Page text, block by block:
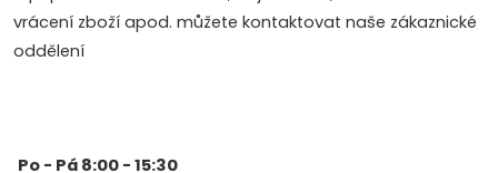
vrácení zboží apod. můžete kontaktovat naše zákaznické
oddělení
Po - Pá 8:00 - 15:30